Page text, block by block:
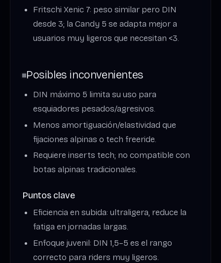
Fritschi Xenic 7: peso similar pero DIN
desde 3; la Candy 5 se adapta mejor a
usuarios muy ligeros que necesitan <3.
Posibles inconvenientes
DIN máximo 5 limita su uso para
esquiadores pesados/agresivos.
Menos amortiguación/elastividad que
fijaciones alpinas o tech freeride.
Requiere inserts tech; no compatible con
botas alpinas tradicionales.
Puntos clave
Eficiencia en subida: ultraligera, reduce la
fatiga en jornadas largas.
Enfoque juvenil: DIN 1,5–5 es el rango
correcto para riders muy ligeros.